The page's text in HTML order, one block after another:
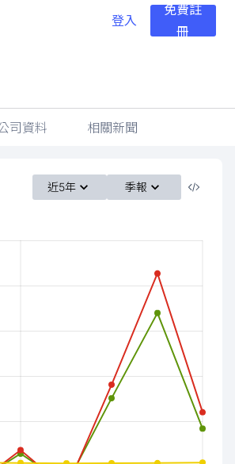
登入
免費註
冊
司資料 相關新聞
近5年 季報